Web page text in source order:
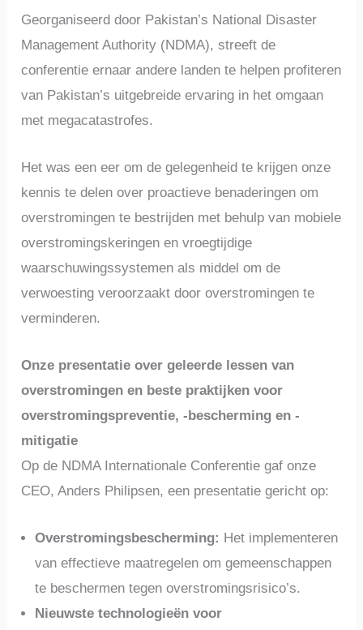
Georganiseerd door Pakistan’s National Disaster
Management Authority (NDMA), streeft de
conferentie ernaar andere landen te helpen profiteren
van Pakistan’s uitgebreide ervaring in het omgaan
met megacatastrofes.
Het was een eer om de gelegenheid te krijgen onze
kennis te delen over proactieve benaderingen om
overstromingen te bestrijden met behulp van mobiele
overstromingskeringen en vroegtijdige
waarschuwingssystemen als middel om de
verwoesting veroorzaakt door overstromingen te
verminderen.
Onze presentatie over geleerde lessen van
overstromingen en beste praktijken voor
overstromingspreventie, -bescherming en -
mitigatie
Op de NDMA Internationale Conferentie gaf onze
CEO, Anders Philipsen, een presentatie gericht op:
Overstromingsbescherming: Het implementeren
van effectieve maatregelen om gemeenschappen
te beschermen tegen overstromingsrisico’s.
Nieuwste technologieën voor